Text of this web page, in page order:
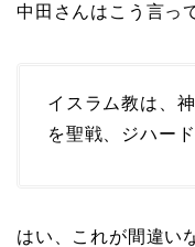
中田さんはこう言っ
イスラム教は、
を聖戦、ジハー
はい、これが間違い